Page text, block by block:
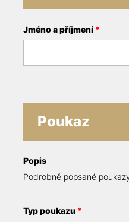
Jméno a příjmení *
Poukaz
Popis
Podrobně popsané
Typ poukazu *